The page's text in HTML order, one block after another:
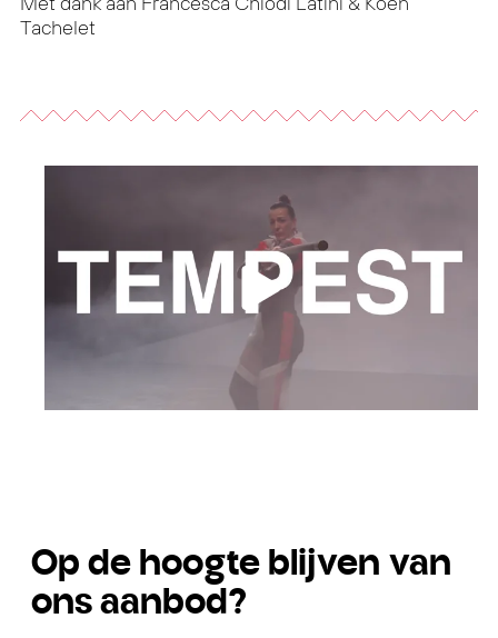
Tachelet
Op de hoogte blijven van
ons aanbod?